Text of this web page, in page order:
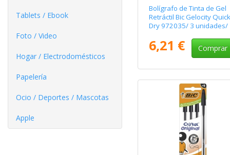
Tablets / Ebook
Foto / Video
Hogar / Electrodomésticos
Papelería
Ocio / Deportes / Mascotas
Apple
Bolígrafo de Tinta de Gel
Retráctil Bic Gelocity Quick
Dry 972035/ 3 unidades/
6,21 € Comprar